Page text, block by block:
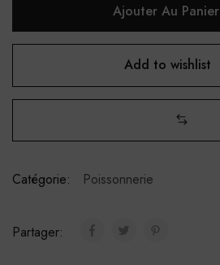
Ajouter Au Panier
Add to wishlist
Catégorie: Poissonnerie
Partager: